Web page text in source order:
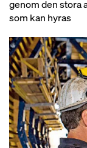
genom den stora
som kan hyras